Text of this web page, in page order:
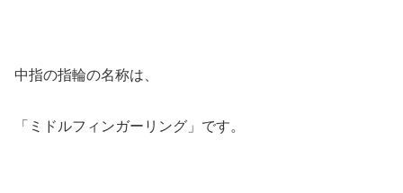
中指の指輪の名称は、
「ミドルフィンガーリング」です。